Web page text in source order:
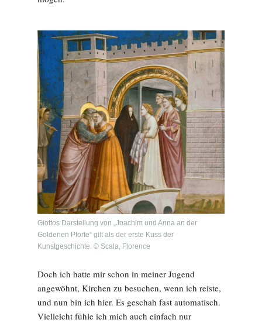
Giottos Darstellung von „Joachim und Anna an der
Goldenen Pforte“ gilt als der erste Kuss der
Kunstgeschichte. © Scala, Florence
Doch ich hatte mir schon in meiner Jugend
angewöhnt, Kirchen zu besuchen, wenn ich reiste,
und nun bin ich hier. Es geschah fast automatisch.
Vielleicht fühle ich mich auch einfach nur